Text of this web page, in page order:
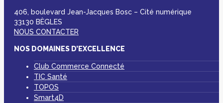
406, boulevard Jean-Jacques Bosc – Cité numérique
33130 BÈGLES
NOUS CONTACTER
NOS DOMAINES D’EXCELLENCE
Club Commerce Connecté
TIC Santé
TOPOS
Smart4D